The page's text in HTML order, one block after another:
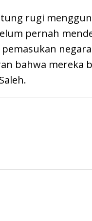
rugi
pernah
bahwa mereka